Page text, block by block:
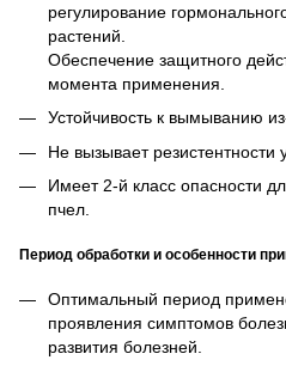
регулирование
растений.
Обеспечение защитного
момента применения.
Устойчивость к вымыванию
Не вызывает резистентности
Имеет 2-й класс опасности
пчел.
Период обработки и особенности
Оптимальный период
проявления симптомов
развития болезней.